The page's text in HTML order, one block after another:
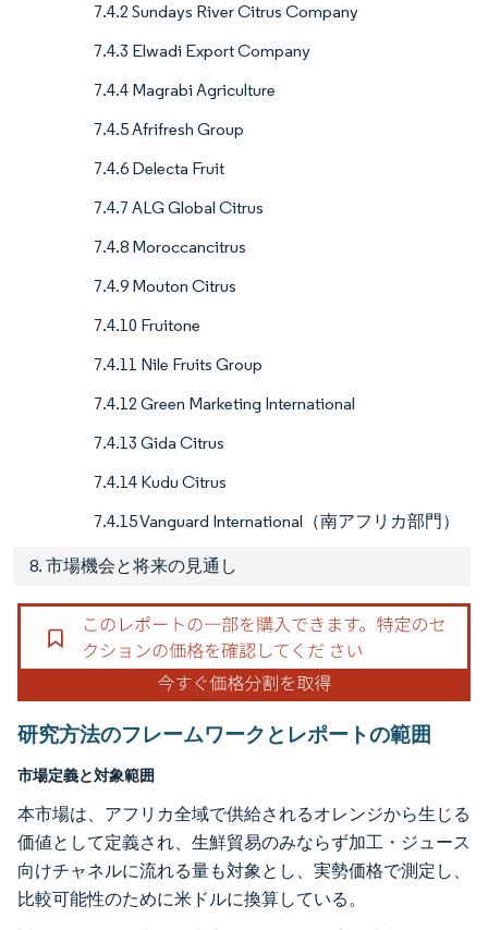
7.4.2 Sundays River Citrus Company
7.4.3 Elwadi Export Company
7.4.4 Magrabi Agriculture
7.4.5 Afrifresh Group
7.4.6 Delecta Fruit
7.4.7 ALG Global Citrus
7.4.8 Moroccancitrus
7.4.9 Mouton Citrus
7.4.10 Fruitone
7.4.11 Nile Fruits Group
7.4.12 Green Marketing International
7.4.13 Gida Citrus
7.4.14 Kudu Citrus
7.4.15 Vanguard International（南アフリカ部門）
8. 市場機会と将来の見通し
研究方法のフレームワークとレポートの範囲
市場定義と対象範囲
本市場は、アフリカ全域で供給されるオレンジから生じる
価値として定義され、生鮮貿易のみならず加工・ジュース
向けチャネルに流れる量も対象とし、実勢価格で測定し、
比較可能性のために米ドルに換算している。